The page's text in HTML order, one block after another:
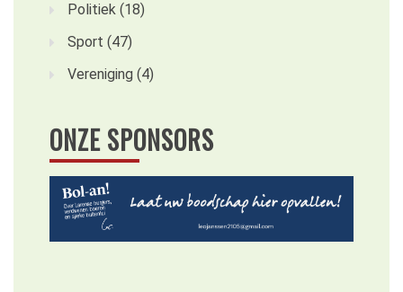
Politiek (18)
Sport (47)
Vereniging (4)
ONZE SPONSORS